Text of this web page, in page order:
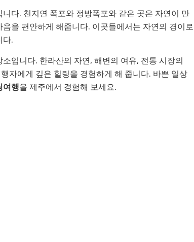
다. 천지연 폭포와 정방폭포와 같은 곳은 자연이 만
을 편안하게 해줍니다. 이곳들에서는 자연의 경이로
다.
입니다. 한라산의 자연, 해변의 여유, 전통 시장의
자에게 깊은 힐링을 경험하게 해 줍니다. 바쁜 일상
여행을 제주에서 경험해 보세요.